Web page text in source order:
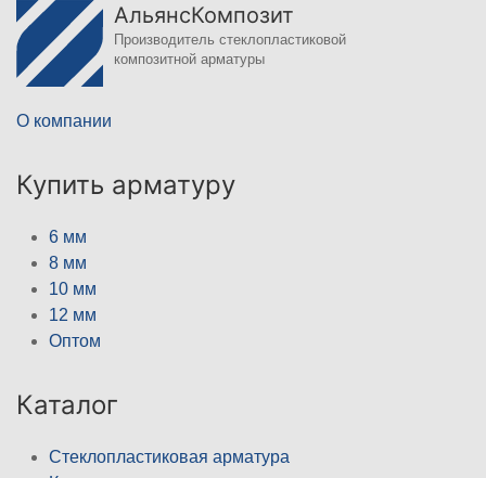
АльянсКомпозит
Производитель стеклопластиковой
композитной арматуры
О компании
Купить арматуру
6 мм
8 мм
10 мм
12 мм
Оптом
Каталог
Стеклопластиковая арматура